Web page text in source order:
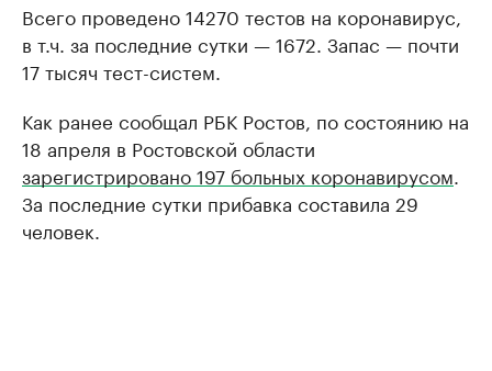
Всего проведено 14270 тестов на коронавирус,
в т.ч. за последние сутки — 1672. Запас — почти
17 тысяч тест-систем.
Как ранее сообщал РБК Ростов, по состоянию на
18 апреля в Ростовской области
зарегистрировано 197 больных коронавирусом.
За последние сутки прибавка составила 29
человек.